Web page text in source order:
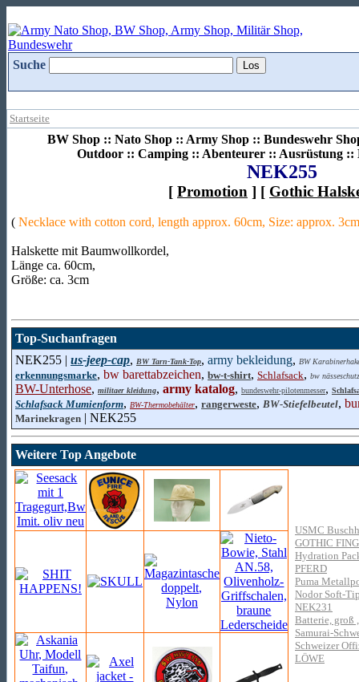
Suche
Startseite
BW Shop :: Nato Shop :: Army Shop :: Bundeswehr
Outdoor :: Camping :: Abenteurer :: Ausrüstung ::
NEK255
[ Promotion ] [ Gothic
( Necklace with cotton cord, length approx. 60cm, Size: approx. 3cm
Halskette mit Baumwollkordel,
Länge ca. 60cm,
Größe: ca. 3cm
Top-Suchanfragen
NEK255 | us-jeep-cap, BW Tarn-Tank-Top, army bekleidung, BW
erkennungsmarke, bw barettabzeichen, bw-t-shirt, Schlafsack, bw
BW-Unterhose, militaer kleidung, army katalog, bundeswehr-pilotenmesser,
Schlafsack Mumienform, BW-Thermobehälter, rangerweste, BW-Stiefelbeutel,
Marinekragen | NEK255
Weitere Top Angebote
USMC
GOTHIC
Hydration
PFERD
Puma
Nodor Soft-
NEK231
Batterie, groß
Samurai-
Schweizer
LÖWE